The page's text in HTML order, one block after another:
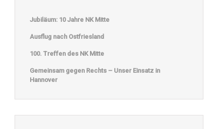
Jubiläum: 10 Jahre NK Mitte
Ausflug nach Ostfriesland
100. Treffen des NK Mitte
Gemeinsam gegen Rechts – Unser Einsatz in
Hannover